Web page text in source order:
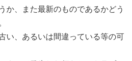
か、また最新のものであるかどう
い、あるいは間違っている等の可